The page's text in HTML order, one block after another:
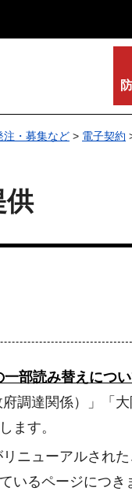
注・募集など > 電子契約
供
部読み替えについ
調達関係）」「
ます。
ューアルされ
いるページにつき